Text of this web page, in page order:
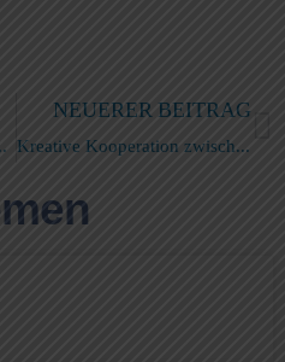
feierlich eröffnet
NEUERER BEITRAG
Kreative Kooperation zwischen SchülerInnen des Georg-Forster-Gymnasiums und der Young Caritas